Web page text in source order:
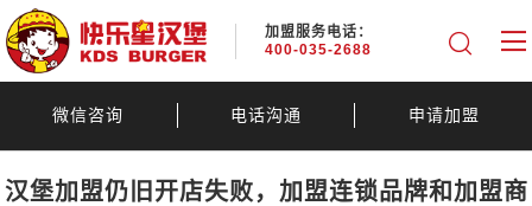
加盟服务电话：
400-035-2688
微信咨询 电话沟通 申请加盟
汉堡加盟仍旧开店失败，加盟连锁品牌和加盟商